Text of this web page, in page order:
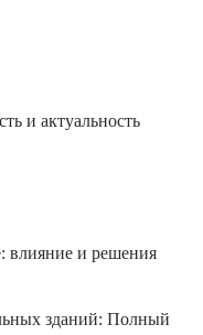
и актуальность
влияние и решения
зданий: Полный